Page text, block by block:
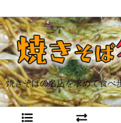
焼きそばの名店を求めて食べ